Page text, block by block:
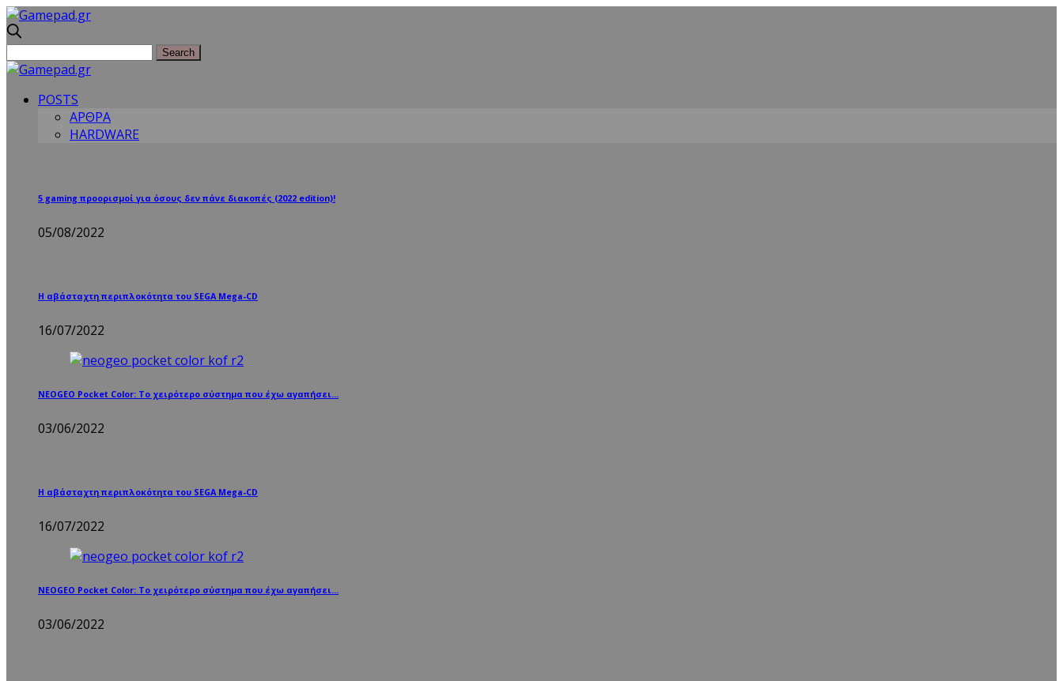
POSTS
ΑΡΘΡΑ
HARDWARE
5 gaming προορισμοί για όσους δεν πάνε διακοπές (2022 edition)!
05/08/2022
Η αβάσταχτη περιπλοκότητα του SEGA Mega-CD
16/07/2022
NEOGEO Pocket Color: Το χειρότερο σύστημα που έχω αγαπήσει…
03/06/2022
Η αβάσταχτη περιπλοκότητα του SEGA Mega-CD
16/07/2022
NEOGEO Pocket Color: Το χειρότερο σύστημα που έχω αγαπήσει…
03/06/2022